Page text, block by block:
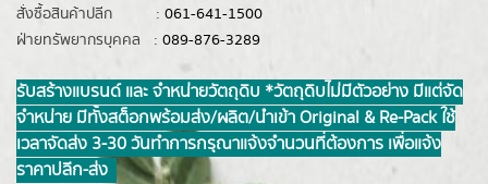
สั่งซื้อสินค้าปลีก : 061-641-1500
ฝ่ายทรัพยากรบุคคล : 089-876-3289
รับสร้างแบรนด์ และ จำหน่ายวัตถุดิบ *วัตถุดิบไม่มีตัวอย่าง มีแต่จัด
จำหน่าย มีทั้งสต็อกพร้อมส่ง/ผลิต/นำเข้า Original & Re-Pack ใช้
เวลาจัดส่ง 3-30 วันทำการ กรุณาแจ้งจำนวนที่ต้องการ เพื่อแจ้ง
ราคาปลีก-ส่ง